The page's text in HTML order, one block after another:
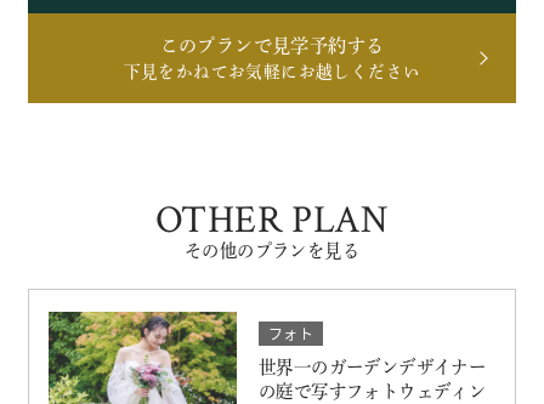
このプランで見学予約する
下見をかねてお気軽にお越しください
OTHER PLAN
その他のプランを見る
フォト
世界一のガーデンデザイナー
の庭で写すフォトウェディン